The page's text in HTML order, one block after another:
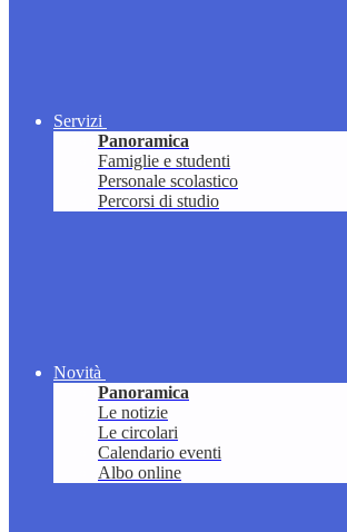
Servizi
Panoramica
Famiglie e studenti
Personale scolastico
Percorsi di studio
Novità
Panoramica
Le notizie
Le circolari
Calendario eventi
Albo online